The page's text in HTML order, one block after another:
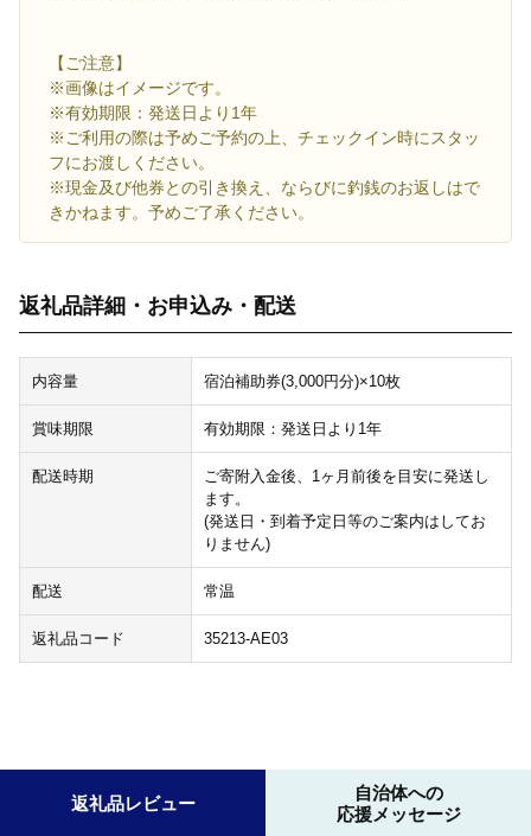
【ご注意】
※画像はイメージです。
※有効期限：発送日より1年
※ご利用の際は予めご予約の上、チェックイン時にスタッ
フにお渡しください。
※現金及び他券との引き換え、ならびに釣銭のお返しはで
きかねます。予めご了承ください。
返礼品詳細・お申込み・配送
内容量 宿泊補助券(3,000円分)×10枚
賞味期限 有効期限：発送日より1年
配送時期
ご寄附入金後、1ヶ月前後を目安に発送し
ます。
(発送日・到着予定日等のご案内はしてお
りません)
配送 常温
返礼品コード 35213-AE03
返礼品レビュー
自治体への
応援メッセージ